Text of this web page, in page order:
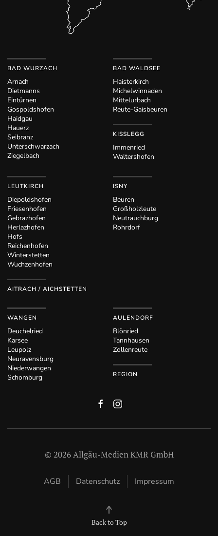
BAD WURZACH
Arnach
Dietmanns
Eintürnen
Gospoldshofen
Haidgau
Hauerz
Seibranz
Unterschwarzach
Ziegelbach
BAD WALDSEE
Haisterkirch
Michelwinnaden
Mittelurbach
Reute-Gaisbeuren
KISSLEGG
Immenried
Waltershofen
LEUTKIRCH
Diepoldshofen
Friesenhofen
Gebrazhofen
Herlazhofen
Hofs
Reichenhofen
Winterstetten
Wuchzenhofen
AITRACH / AICHSTETTEN
ISNY
Beuren
Großholzleute
Neutrauchburg
Rohrdorf
WANGEN
Deuchelried
Karsee
Leupolz
Neuravensburg
Niederwangen
Schomburg
AULENDORF
Blönried
Tannhausen
Zollenreute
REGION
© 2026Allgäu-Medien KMR GmbH
AGB Datenschutz Impressum
Back to Top